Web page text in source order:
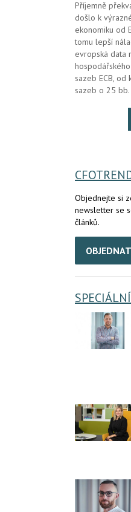
Příjemně
došlo k
ekonomiku od
tomu lepší
evropská data
sazeb ECB,
sazeb o 25 bb.
Objednejte si
newsletter se
článků.
OBJEDNAT